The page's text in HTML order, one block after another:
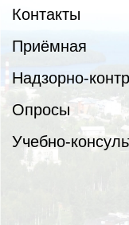
Контакты
Приёмная
Надзорно-
Опросы
Учебно-